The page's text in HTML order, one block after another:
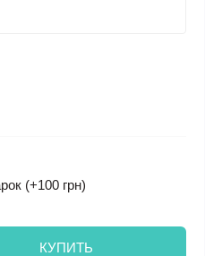
(+100 грн)
КУПИТЬ